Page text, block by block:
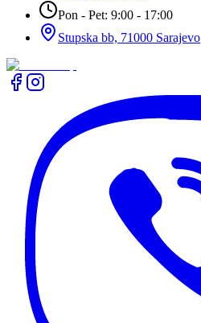
Pon - Pet: 9:00 - 17:00
Stupska bb, 71000 Sarajevo